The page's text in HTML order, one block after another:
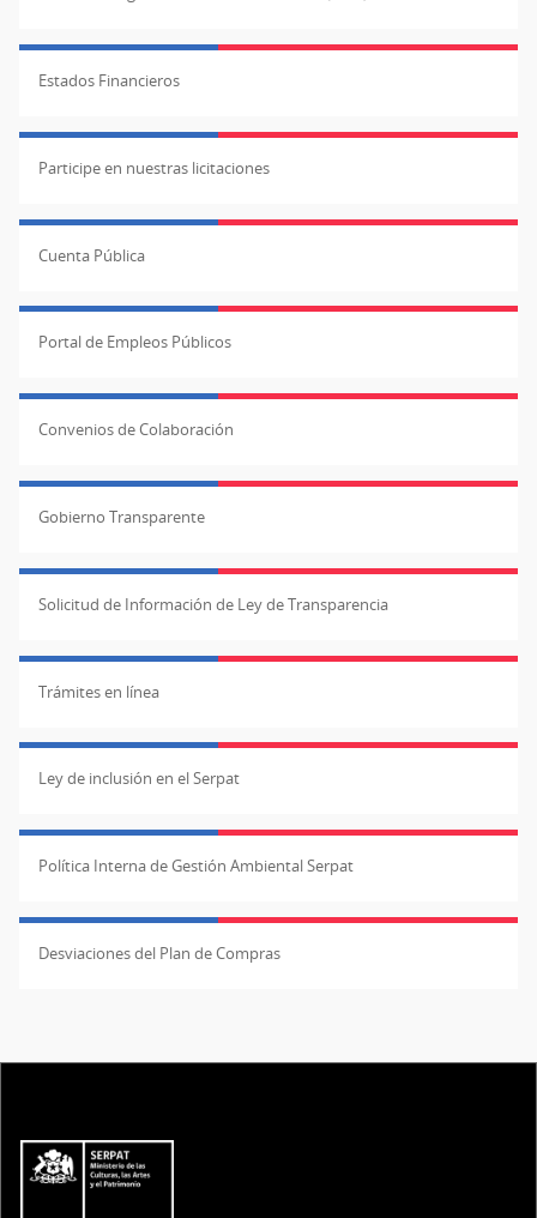
Estados Financieros
Participe en nuestras licitaciones
Cuenta Pública
Portal de Empleos Públicos
Convenios de Colaboración
Gobierno Transparente
Solicitud de Información de Ley de Transparencia
Trámites en línea
Ley de inclusión en el Serpat
Política Interna de Gestión Ambiental Serpat
Desviaciones del Plan de Compras